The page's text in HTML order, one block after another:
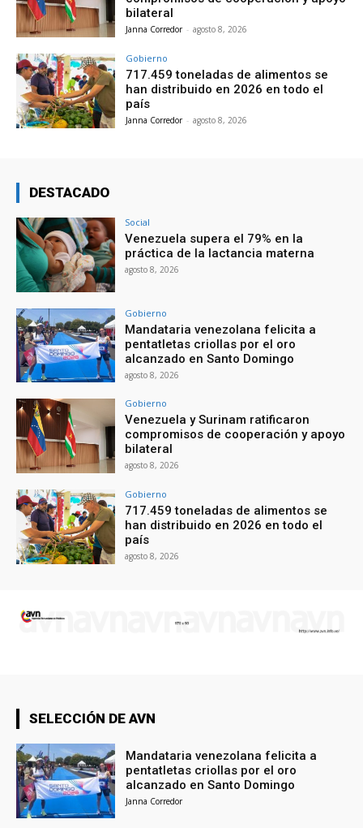
bilateral
Janna Corredor - agosto 8, 2026
Gobierno
717.459 toneladas de alimentos se
han distribuido en 2026 en todo el
país
Janna Corredor - agosto 8, 2026
DESTACADO
Social
Venezuela supera el 79% en la
práctica de la lactancia materna
agosto 8, 2026
Gobierno
Mandataria venezolana felicita a
pentatletas criollas por el oro
alcanzado en Santo Domingo
agosto 8, 2026
Gobierno
Venezuela y Surinam ratificaron
compromisos de cooperación y apoyo
bilateral
agosto 8, 2026
Gobierno
717.459 toneladas de alimentos se
han distribuido en 2026 en todo el
país
agosto 8, 2026
SELECCIÓN DE AVN
Mandataria venezolana felicita a
pentatletas criollas por el oro
alcanzado en Santo Domingo
Janna Corredor